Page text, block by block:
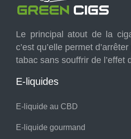
Le principal atout de la
c’est qu’elle permet
tabac sans souffrir de l’effet
E-liquides
E-liquide au CBD
E-liquide gourmand